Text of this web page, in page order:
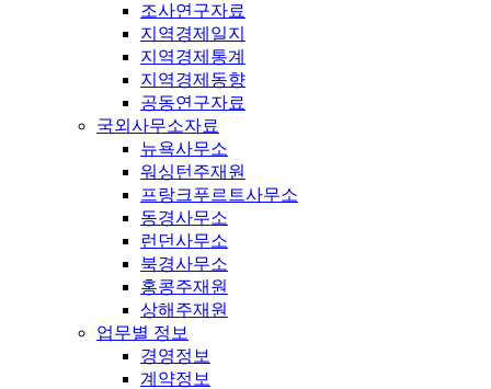
조사연구자료
지역경제일지
지역경제통계
지역경제동향
공동연구자료
국외사무소자료
뉴욕사무소
워싱턴주재원
프랑크푸르트사무소
동경사무소
런던사무소
북경사무소
홍콩주재원
상해주재원
업무별 정보
경영정보
계약정보